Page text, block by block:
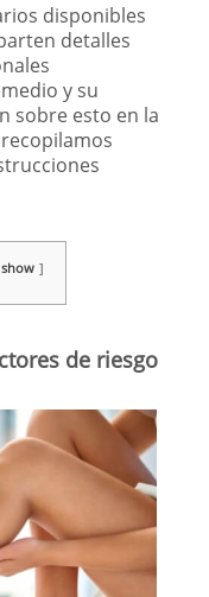
disponibles
detalles
y su
sobre esto en la
show
de riesgo